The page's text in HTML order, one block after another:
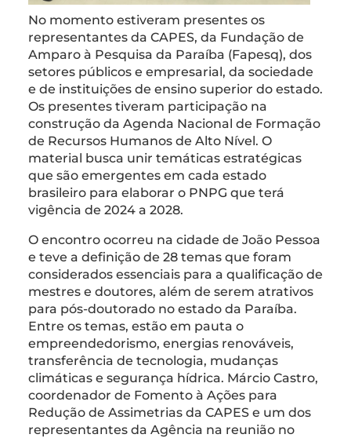
No momento estiveram presentes os
representantes da CAPES, da Fundação de
Amparo à Pesquisa da Paraíba (Fapesq), dos
setores públicos e empresarial, da sociedade
e de instituições de ensino superior do estado.
Os presentes tiveram participação na
construção da Agenda Nacional de Formação
de Recursos Humanos de Alto Nível. O
material busca unir temáticas estratégicas
que são emergentes em cada estado
brasileiro para elaborar o PNPG que terá
vigência de 2024 a 2028.
O encontro ocorreu na cidade de João Pessoa
e teve a definição de 28 temas que foram
considerados essenciais para a qualificação de
mestres e doutores, além de serem atrativos
para pós-doutorado no estado da Paraíba.
Entre os temas, estão em pauta o
empreendedorismo, energias renováveis,
transferência de tecnologia, mudanças
climáticas e segurança hídrica. Márcio Castro,
coordenador de Fomento à Ações para
Redução de Assimetrias da CAPES e um dos
representantes da Agência na reunião no